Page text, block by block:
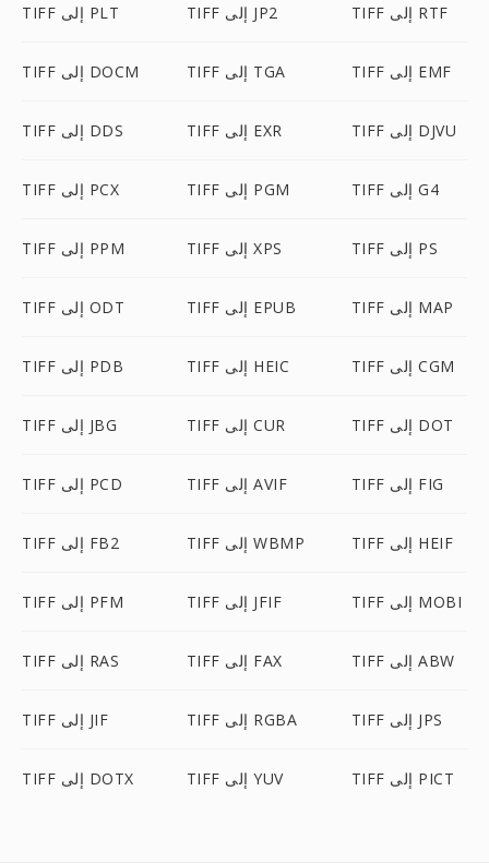
TIFF إلى PLT TIFF إلى JP2 TIFF إلى RTF
TIFF إلى DOCM TIFF إلى TGA TIFF إلى EMF
TIFF إلى DDS TIFF إلى EXR TIFF إلى DJVU
TIFF إلى PCX TIFF إلى PGM TIFF إلى G4
TIFF إلى PPM TIFF إلى XPS TIFF إلى PS
TIFF إلى ODT TIFF إلى EPUB TIFF إلى MAP
TIFF إلى PDB TIFF إلى HEIC TIFF إلى CGM
TIFF إلى JBG TIFF إلى CUR TIFF إلى DOT
TIFF إلى PCD TIFF إلى AVIF TIFF إلى FIG
TIFF إلى FB2 TIFF إلى WBMP TIFF إلى HEIF
TIFF إلى PFM TIFF إلى JFIF TIFF إلى MOBI
TIFF إلى RAS TIFF إلى FAX TIFF إلى ABW
TIFF إلى JIF TIFF إلى RGBA TIFF إلى JPS
TIFF إلى DOTX TIFF إلى YUV TIFF إلى PICT